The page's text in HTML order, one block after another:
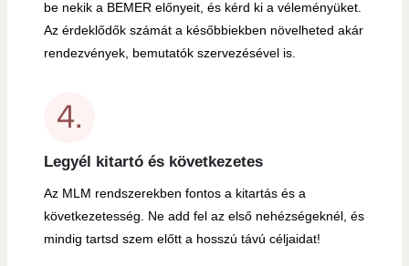
be nekik a BEMER előnyeit, és kérd ki a véleményüket.
Az érdeklődők számát a későbbiekben növelheted akár
rendezvények, bemutatók szervezésével is.
Legyél kitartó és következetes
Az MLM rendszerekben fontos a kitartás és a
következetesség. Ne add fel az első nehézségeknél, és
mindig tartsd szem előtt a hosszú távú céljaidat!